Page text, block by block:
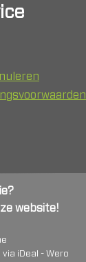
website!
iDeal - Wero